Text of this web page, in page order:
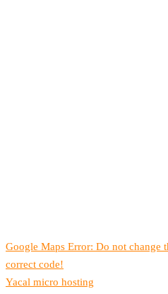
Google Maps Error: Do not change
correct code!
Yacal micro hosting